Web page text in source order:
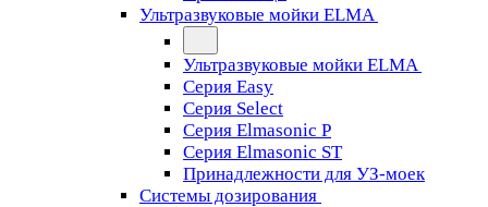
Ультразвуковые мойки ELMA
Ультразвуковые мойки ELMA
Серия Easy
Серия Select
Серия Elmasonic P
Серия Elmasonic ST
Принадлежности для УЗ-моек
Системы дозирования